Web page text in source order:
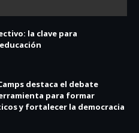
la clave para
destaca el debate
para formar
y fortalecer la democracia